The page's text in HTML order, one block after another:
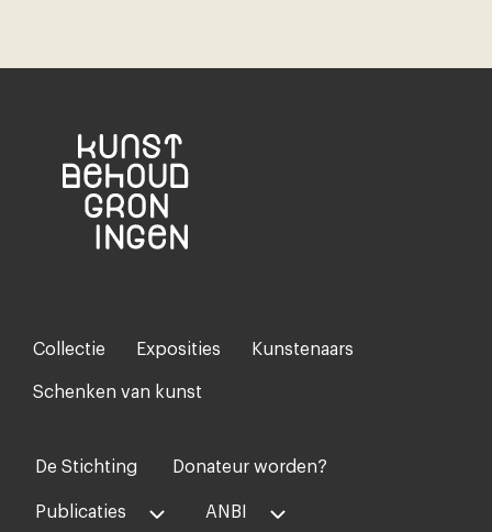
Footer-
menu
Collectie Exposities Kunstenaars
Schenken van kunst
Voet
midden
De Stichting Donateur worden?
Publicaties ANBI